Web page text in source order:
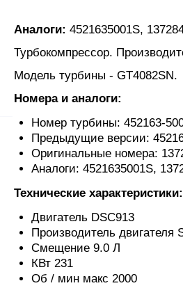
Аналоги: 4521635001S,
Турбокомпрессор.
Модель турбины - GT4082SN.
Номера и аналоги:
Номер турбины: 452163-
Предыдущие версии:
Оригинальные номера:
Аналоги: 4521635001S,
Технические характеристики:
Двигатель DSC913
Производитель двигателя
Смещение 9.0 Л
КВт 231
Об / мин макс 2000